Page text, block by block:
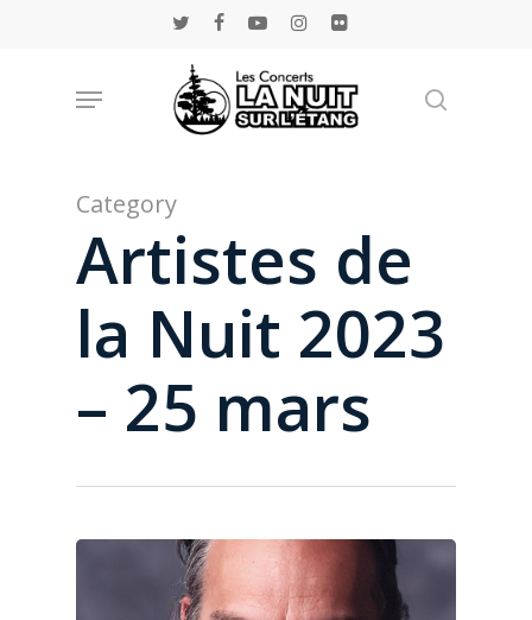
twitter facebookyoutubeinstagram
flickr
Rechercher
Menu
Category
Artistes de
la Nuit 2023
– 25 mars